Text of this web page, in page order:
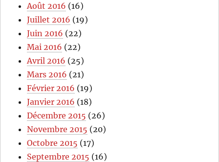
Août 2016 (16)
Juillet 2016 (19)
Juin 2016 (22)
Mai 2016 (22)
Avril 2016 (25)
Mars 2016 (21)
Février 2016 (19)
Janvier 2016 (18)
Décembre 2015 (26)
Novembre 2015 (20)
Octobre 2015 (17)
Septembre 2015 (16)